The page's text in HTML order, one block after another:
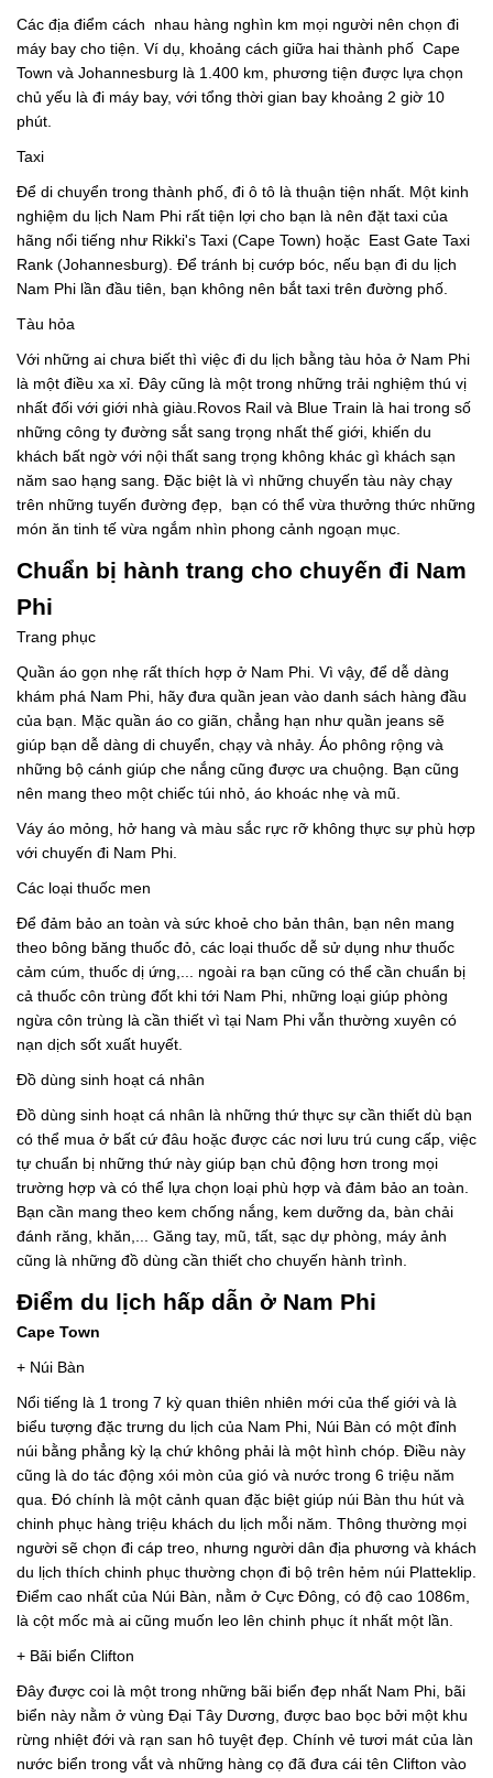
Các địa điểm cách nhau hàng nghìn km mọi người nên chọn đi
máy bay cho tiện. Ví dụ, khoảng cách giữa hai thành phố Cape
Town và Johannesburg là 1.400 km, phương tiện được lựa chọn
chủ yếu là đi máy bay, với tổng thời gian bay khoảng 2 giờ 10
phút.
Taxi
Để di chuyển trong thành phố, đi ô tô là thuận tiện nhất. Một kinh
nghiệm du lịch Nam Phi rất tiện lợi cho bạn là nên đặt taxi của
hãng nổi tiếng như Rikki's Taxi (Cape Town) hoặc East Gate Taxi
Rank (Johannesburg). Để tránh bị cướp bóc, nếu bạn đi du lịch
Nam Phi lần đầu tiên, bạn không nên bắt taxi trên đường phố.
Tàu hỏa
Với những ai chưa biết thì việc đi du lịch bằng tàu hỏa ở Nam Phi
là một điều xa xỉ. Đây cũng là một trong những trải nghiệm thú vị
nhất đối với giới nhà giàu.Rovos Rail và Blue Train là hai trong số
những công ty đường sắt sang trọng nhất thế giới, khiến du
khách bất ngờ với nội thất sang trọng không khác gì khách sạn
năm sao hạng sang. Đặc biệt là vì những chuyến tàu này chạy
trên những tuyến đường đẹp, bạn có thể vừa thưởng thức những
món ăn tinh tế vừa ngắm nhìn phong cảnh ngoạn mục.
Chuẩn bị hành trang cho chuyến đi Nam
Phi
Trang phục
Quần áo gọn nhẹ rất thích hợp ở Nam Phi. Vì vậy, để dễ dàng
khám phá Nam Phi, hãy đưa quần jean vào danh sách hàng đầu
của bạn. Mặc quần áo co giãn, chẳng hạn như quần jeans sẽ
giúp bạn dễ dàng di chuyển, chạy và nhảy. Áo phông rộng và
những bộ cánh giúp che nắng cũng được ưa chuộng. Bạn cũng
nên mang theo một chiếc túi nhỏ, áo khoác nhẹ và mũ.
Váy áo mỏng, hở hang và màu sắc rực rỡ không thực sự phù hợp
với chuyến đi Nam Phi.
Các loại thuốc men
Để đảm bảo an toàn và sức khoẻ cho bản thân, bạn nên mang
theo bông băng thuốc đỏ, các loại thuốc dễ sử dụng như thuốc
cảm cúm, thuốc dị ứng,... ngoài ra bạn cũng có thể cần chuẩn bị
cả thuốc côn trùng đốt khi tới Nam Phi, những loại giúp phòng
ngừa côn trùng là cần thiết vì tại Nam Phi vẫn thường xuyên có
nạn dịch sốt xuất huyết.
Đồ dùng sinh hoạt cá nhân
Đồ dùng sinh hoạt cá nhân là những thứ thực sự cần thiết dù bạn
có thể mua ở bất cứ đâu hoặc được các nơi lưu trú cung cấp, việc
tự chuẩn bị những thứ này giúp bạn chủ động hơn trong mọi
trường hợp và có thể lựa chọn loại phù hợp và đảm bảo an toàn.
Bạn cần mang theo kem chống nắng, kem dưỡng da, bàn chải
đánh răng, khăn,... Găng tay, mũ, tất, sạc dự phòng, máy ảnh
cũng là những đồ dùng cần thiết cho chuyến hành trình.
Điểm du lịch hấp dẫn ở Nam Phi
Cape Town
+ Núi Bàn
Nổi tiếng là 1 trong 7 kỳ quan thiên nhiên mới của thế giới và là
biểu tượng đặc trưng du lịch của Nam Phi, Núi Bàn có một đỉnh
núi bằng phẳng kỳ lạ chứ không phải là một hình chóp. Điều này
cũng là do tác động xói mòn của gió và nước trong 6 triệu năm
qua. Đó chính là một cảnh quan đặc biệt giúp núi Bàn thu hút và
chinh phục hàng triệu khách du lịch mỗi năm. Thông thường mọi
người sẽ chọn đi cáp treo, nhưng người dân địa phương và khách
du lịch thích chinh phục thường chọn đi bộ trên hẻm núi Platteklip.
Điểm cao nhất của Núi Bàn, nằm ở Cực Đông, có độ cao 1086m,
là cột mốc mà ai cũng muốn leo lên chinh phục ít nhất một lần.
+ Bãi biển Clifton
Đây được coi là một trong những bãi biển đẹp nhất Nam Phi, bãi
biển này nằm ở vùng Đại Tây Dương, được bao bọc bởi một khu
rừng nhiệt đới và rạn san hô tuyệt đẹp. Chính vẻ tươi mát của làn
nước biển trong vắt và những hàng cọ đã đưa cái tên Clifton vào